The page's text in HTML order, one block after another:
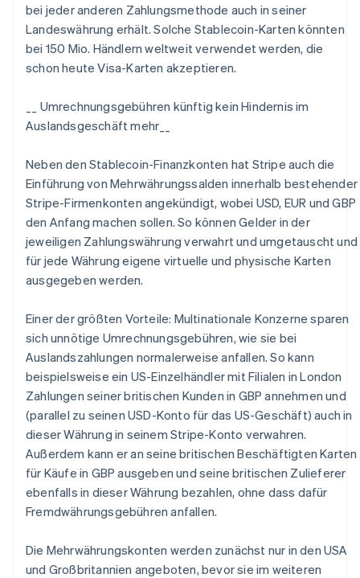
bei jeder anderen Zahlungsmethode auch in seiner
Landeswährung erhält. Solche Stablecoin-Karten könnten
bei 150 Mio. Händlern weltweit verwendet werden, die
schon heute Visa-Karten akzeptieren.
__ Umrechnungsgebühren künftig kein Hindernis im
Auslandsgeschäft mehr__
Neben den Stablecoin-Finanzkonten hat Stripe auch die
Einführung von Mehrwährungssalden innerhalb bestehender
Stripe-Firmenkonten angekündigt, wobei USD, EUR und GBP
den Anfang machen sollen. So können Gelder in der
jeweiligen Zahlungswährung verwahrt und umgetauscht und
für jede Währung eigene virtuelle und physische Karten
ausgegeben werden.
Einer der größten Vorteile: Multinationale Konzerne sparen
sich unnötige Umrechnungsgebühren, wie sie bei
Auslandszahlungen normalerweise anfallen. So kann
beispielsweise ein US-Einzelhändler mit Filialen in London
Zahlungen seiner britischen Kunden in GBP annehmen und
(parallel zu seinen USD-Konto für das US-Geschäft) auch in
dieser Währung in seinem Stripe-Konto verwahren.
Außerdem kann er an seine britischen Beschäftigten Karten
für Käufe in GBP ausgeben und seine britischen Zulieferer
ebenfalls in dieser Währung bezahlen, ohne dass dafür
Fremdwährungsgebühren anfallen.
Die Mehrwährungskonten werden zunächst nur in den USA
und Großbritannien angeboten, bevor sie im weiteren